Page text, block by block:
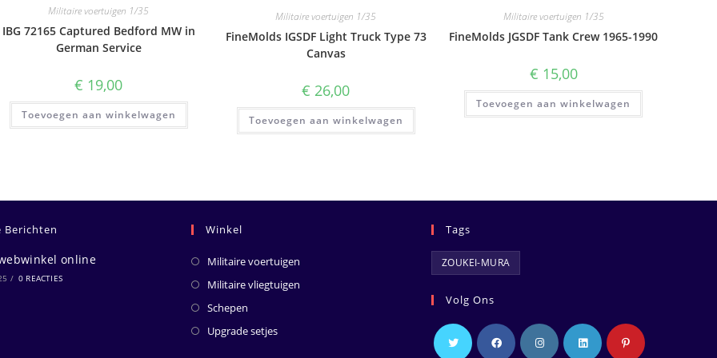
Militaire voertuigen 1/35
IBG 72165 Captured Bedford MW in
German Service
€ 19,00
Toevoegen aan winkelwagen
Militaire voertuigen 1/35
FineMolds IGSDF Light Truck Type 73
Canvas
€ 26,00
Toevoegen aan winkelwagen
Militaire voertuigen 1/35
FineMolds JGSDF Tank Crew 1965-1990
€ 15,00
Toevoegen aan winkelwagen
Berichten
online
/ 0 REACTIES
Winkel
Militaire voertuigen
Militaire vliegtuigen
Schepen
Upgrade setjes
Tags
ZOUKEI-MURA
Volg Ons